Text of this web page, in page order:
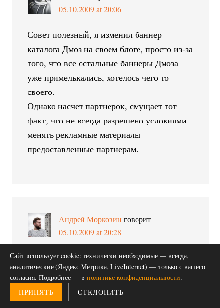
05.10.2009 at 20:06
Совет полезный, я изменил баннер
каталога Дмоз на своем блоге, просто из-за
того, что все остальные баннеры Дмоза
уже примелькались, хотелось чего то
своего.
Однако насчет партнерок, смущает тот
факт, что не всегда разрешено условиями
менять рекламные материалы
предоставленные партнерам.
Андрей Морковин говорит
05.10.2009 at 20:28
Михаил, спасибо за статью (дали тему для
размышления) и спасибо за скрипт-
ротатор. Незаметно для себя в этом
коменте начал размышлять (прошу
Сайт использует cookie: технически необходимые — всегда,
аналитические (Яндекс Метрика, LiveInternet) — только с вашего
согласия. Подробнее — в политике конфиденциальности.
ПРИНЯТЬ
ОТКЛОНИТЬ